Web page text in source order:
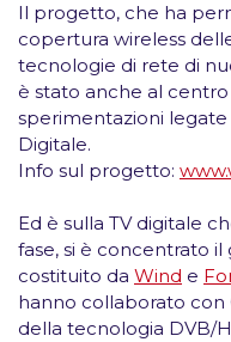
Il progetto, che ha
copertura wireless
tecnologie di rete di
è stato anche al centro
sperimentazioni legate
Digitale.
Info sul progetto:
Ed è sulla TV digitale
fase, si è concentrato
costituito da Wind e
hanno collaborato con
della tecnologia DVB/